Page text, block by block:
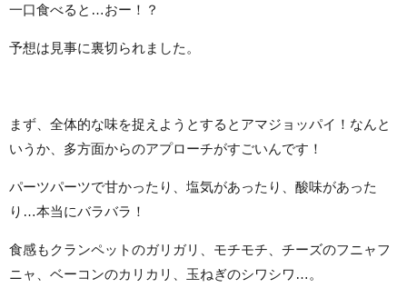
一口食べると…おー！？
予想は見事に裏切られました。
まず、全体的な味を捉えようとするとアマジョッパイ！なんと
いうか、多方面からのアプローチがすごいんです！
パーツパーツで甘かったり、塩気があったり、酸味があった
り…本当にバラバラ！
食感もクランペットのガリガリ、モチモチ、チーズのフニャフ
ニャ、ベーコンのカリカリ、玉ねぎのシワシワ…。